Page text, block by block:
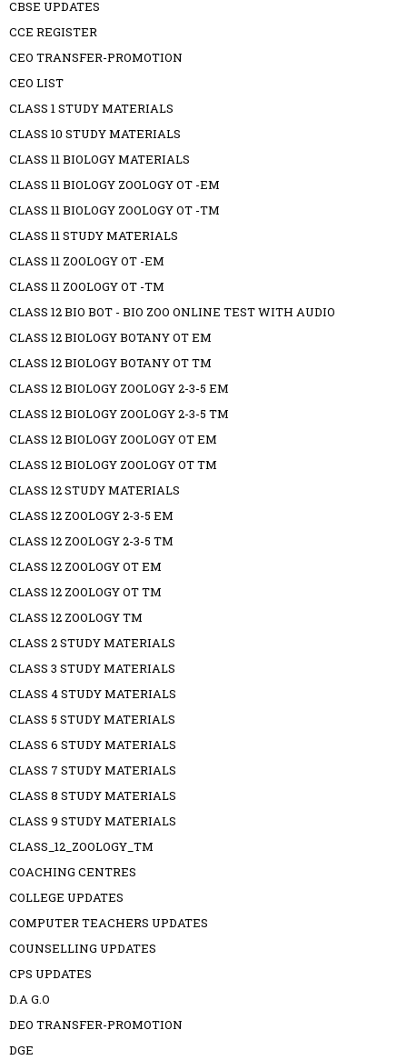
CBSE UPDATES
CCE REGISTER
CEO TRANSFER-PROMOTION
CEO LIST
CLASS 1 STUDY MATERIALS
CLASS 10 STUDY MATERIALS
CLASS 11 BIOLOGY MATERIALS
CLASS 11 BIOLOGY ZOOLOGY OT -EM
CLASS 11 BIOLOGY ZOOLOGY OT -TM
CLASS 11 STUDY MATERIALS
CLASS 11 ZOOLOGY OT -EM
CLASS 11 ZOOLOGY OT -TM
CLASS 12 BIO BOT - BIO ZOO ONLINE TEST WITH AUDIO
CLASS 12 BIOLOGY BOTANY OT EM
CLASS 12 BIOLOGY BOTANY OT TM
CLASS 12 BIOLOGY ZOOLOGY 2-3-5 EM
CLASS 12 BIOLOGY ZOOLOGY 2-3-5 TM
CLASS 12 BIOLOGY ZOOLOGY OT EM
CLASS 12 BIOLOGY ZOOLOGY OT TM
CLASS 12 STUDY MATERIALS
CLASS 12 ZOOLOGY 2-3-5 EM
CLASS 12 ZOOLOGY 2-3-5 TM
CLASS 12 ZOOLOGY OT EM
CLASS 12 ZOOLOGY OT TM
CLASS 12 ZOOLOGY TM
CLASS 2 STUDY MATERIALS
CLASS 3 STUDY MATERIALS
CLASS 4 STUDY MATERIALS
CLASS 5 STUDY MATERIALS
CLASS 6 STUDY MATERIALS
CLASS 7 STUDY MATERIALS
CLASS 8 STUDY MATERIALS
CLASS 9 STUDY MATERIALS
CLASS_12_ZOOLOGY_TM
COACHING CENTRES
COLLEGE UPDATES
COMPUTER TEACHERS UPDATES
COUNSELLING UPDATES
CPS UPDATES
D.A G.O
DEO TRANSFER-PROMOTION
DGE